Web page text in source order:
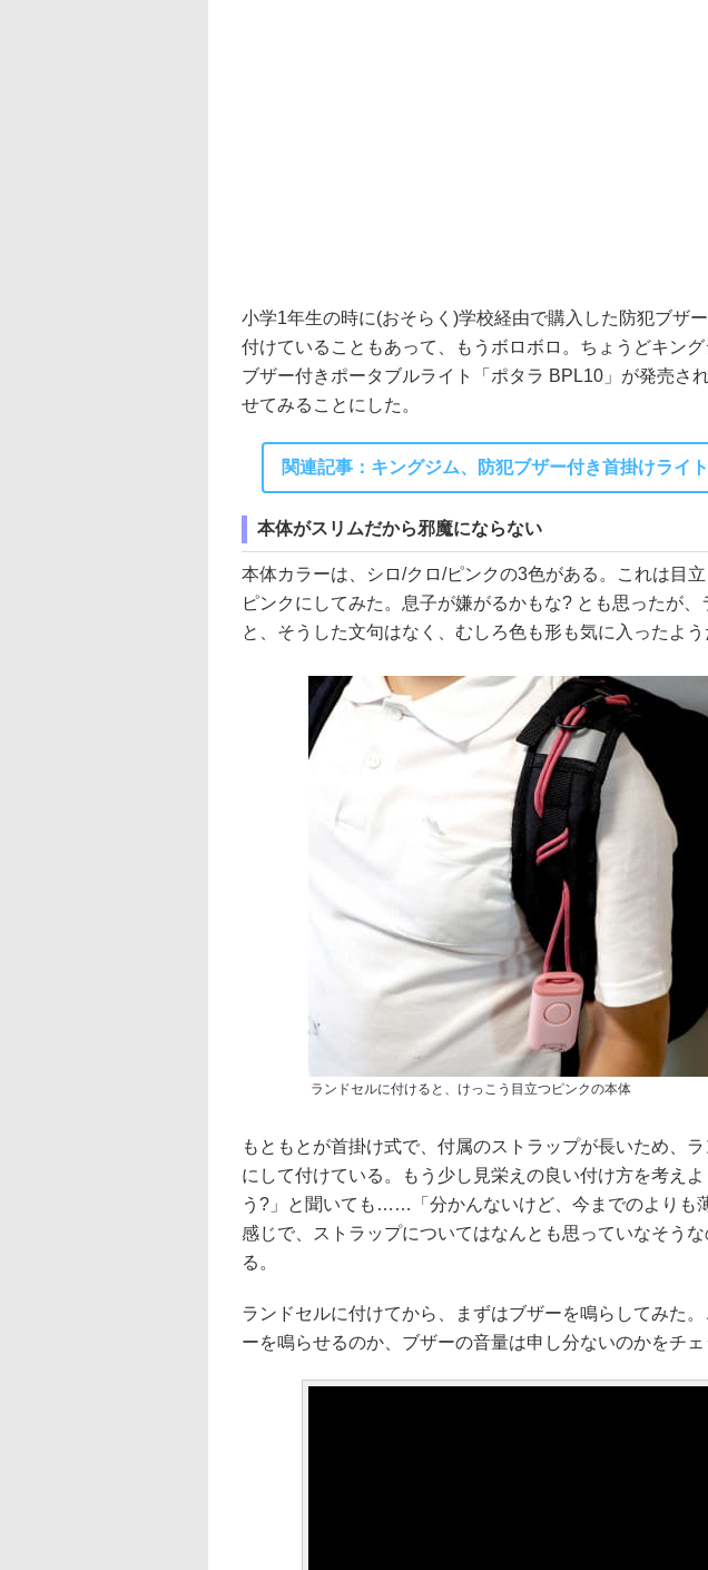
小学1年生の時に(おそらく)学校経由で購入した防犯ブザ
付けていることもあって、もうボロボロ。ちょうどキン
ブザー付きポータブルライト「ポタラ BPL10」が発売さ
せてみることにした。
関連記事：キングジム、防犯ブザー付き首掛けライ
本体がスリムだから邪魔にならない
本体カラーは、シロ/クロ/ピンクの3色がある。これは目立
ピンクにしてみた。息子が嫌がるかもな? とも思ったが
と、そうした文句はなく、むしろ色も形も気に入ったよう
ランドセルに付けると、けっこう目立つピンクの本体
もともとが首掛け式で、付属のストラップが長いため、
にして付けている。もう少し見栄えの良い付け方を考え
う?」と聞いても……「分かんないけど、今までのよりも
感じで、ストラップについてはなんとも思っていなそう
る。
ランドセルに付けてから、まずはブザーを鳴らしてみた
ーを鳴らせるのか、ブザーの音量は申し分ないのかをチェ